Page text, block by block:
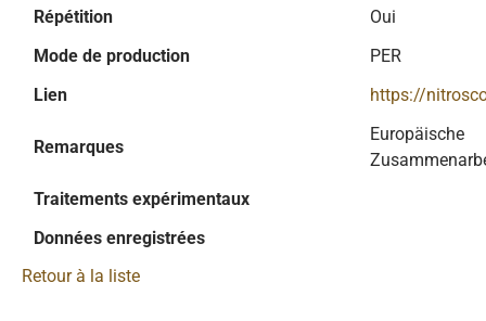
Répétition
Oui
Mode de production
PER
Lien
https://
Remarques
Europäische
Traitements expérimentaux
Données enregistrées
Retour à la liste